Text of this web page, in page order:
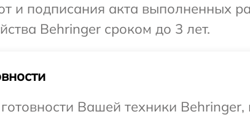
и подписания акта выполненных
Behringer сроком до 3 лет.
Вашей техники